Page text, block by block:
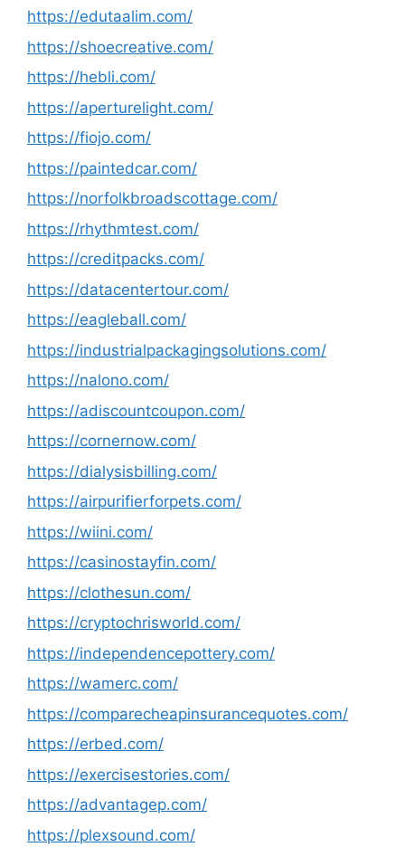
https://edutaalim.com/
https://shoecreative.com/
https://hebli.com/
https://aperturelight.com/
https://fiojo.com/
https://paintedcar.com/
https://norfolkbroadscottage.com/
https://rhythmtest.com/
https://creditpacks.com/
https://datacentertour.com/
https://eagleball.com/
https://industrialpackagingsolutions.com/
https://nalono.com/
https://adiscountcoupon.com/
https://cornernow.com/
https://dialysisbilling.com/
https://airpurifierforpets.com/
https://wiini.com/
https://casinostayfin.com/
https://clothesun.com/
https://cryptochrisworld.com/
https://independencepottery.com/
https://wamerc.com/
https://comparecheapinsurancequotes.com/
https://erbed.com/
https://exercisestories.com/
https://advantagep.com/
https://plexsound.com/